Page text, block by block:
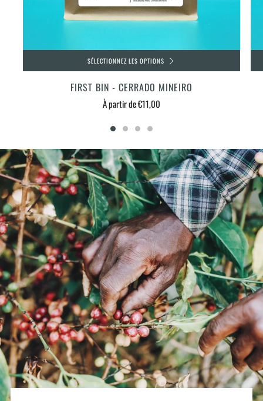
SÉLECTIONNEZ LES OPTIONS
FIRST BIN - CERRADO MINEIRO
À partir de€11,00